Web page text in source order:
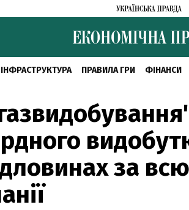
ІНФРАСТРУКТУРА ПРАВИЛА ГРИ ФІНАНСИ
за всю